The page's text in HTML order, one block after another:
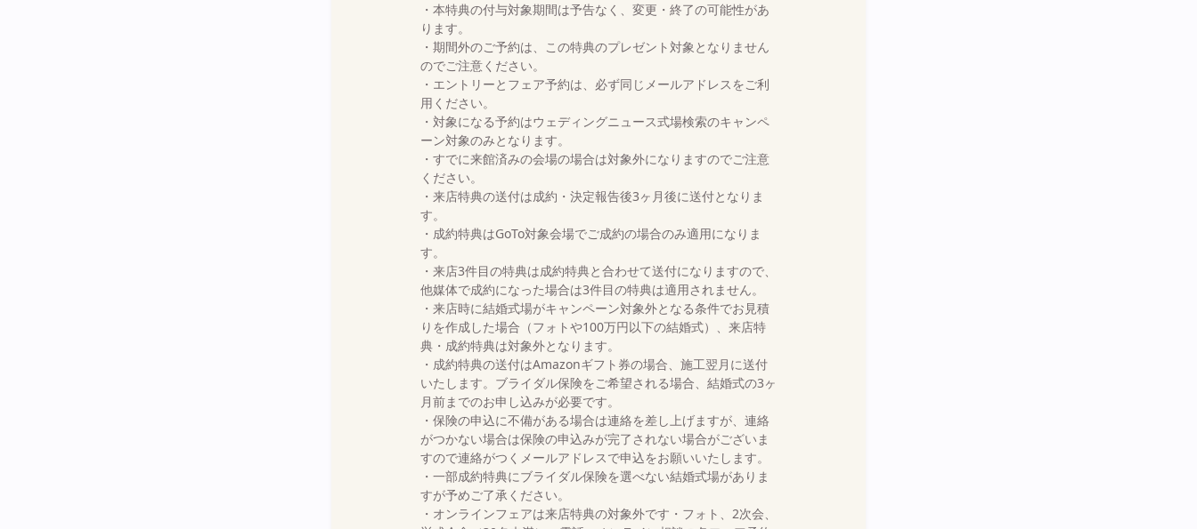
・本特典の付与対象期間は予告なく、変更・終了の可能性があ
ります。
・期間外のご予約は、この特典のプレゼント対象となりません
のでご注意ください。
・エントリーとフェア予約は、必ず同じメールアドレスをご利
用ください。
・対象になる予約はウェディングニュース式場検索のキャンペ
ーン対象のみとなります。
・すでに来館済みの会場の場合は対象外になりますのでご注意
ください。
・来店特典の送付は成約・決定報告後3ヶ月後に送付となりま
す。
・成約特典はGoTo対象会場でご成約の場合のみ適用になりま
す。
・来店3件目の特典は成約特典と合わせて送付になりますので、
他媒体で成約になった場合は3件目の特典は適用されません。
・来店時に結婚式場がキャンペーン対象外となる条件でお見積
りを作成した場合（フォトや100万円以下の結婚式）、来店特
典・成約特典は対象外となります。
・成約特典の送付はAmazonギフト券の場合、施工翌月に送付
いたします。ブライダル保険をご希望される場合、結婚式の3ヶ
月前までのお申し込みが必要です。
・保険の申込に不備がある場合は連絡を差し上げますが、連絡
がつかない場合は保険の申込みが完了されない場合がございま
すので連絡がつくメールアドレスで申込をお願いいたします。
・一部成約特典にブライダル保険を選べない結婚式場がありま
すが予めご了承ください。
・オンラインフェアは来店特典の対象外です・フォト、2次会、